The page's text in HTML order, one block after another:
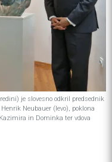
je slovesno odkril predsednik
Neubauer (levo), poklona
in Dominka ter vdova